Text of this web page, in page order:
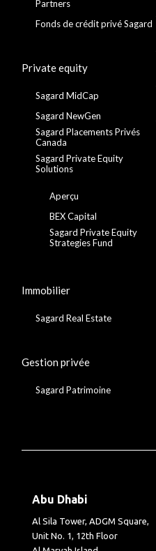
Partners
Fonds de crédit privé Sagard
Private equity
Sagard MidCap
Sagard NewGen
Sagard Placements Privés
Canada
Sagard Private Equity
Solutions
Aperçu
BEX Capital
Sagard Private Equity
Strategies Fund
Immobilier
Sagard Real Estate
Gestion privée
Sagard Patrimoine
Abu Dhabi
Al Sila Tower, ADGM Square,
Unit No. 1, 12th Floor